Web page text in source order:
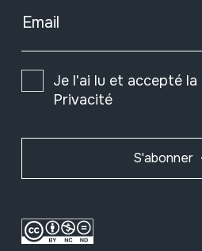
Email
Je l'ai lu et accepté la
Privacité
S'abonner